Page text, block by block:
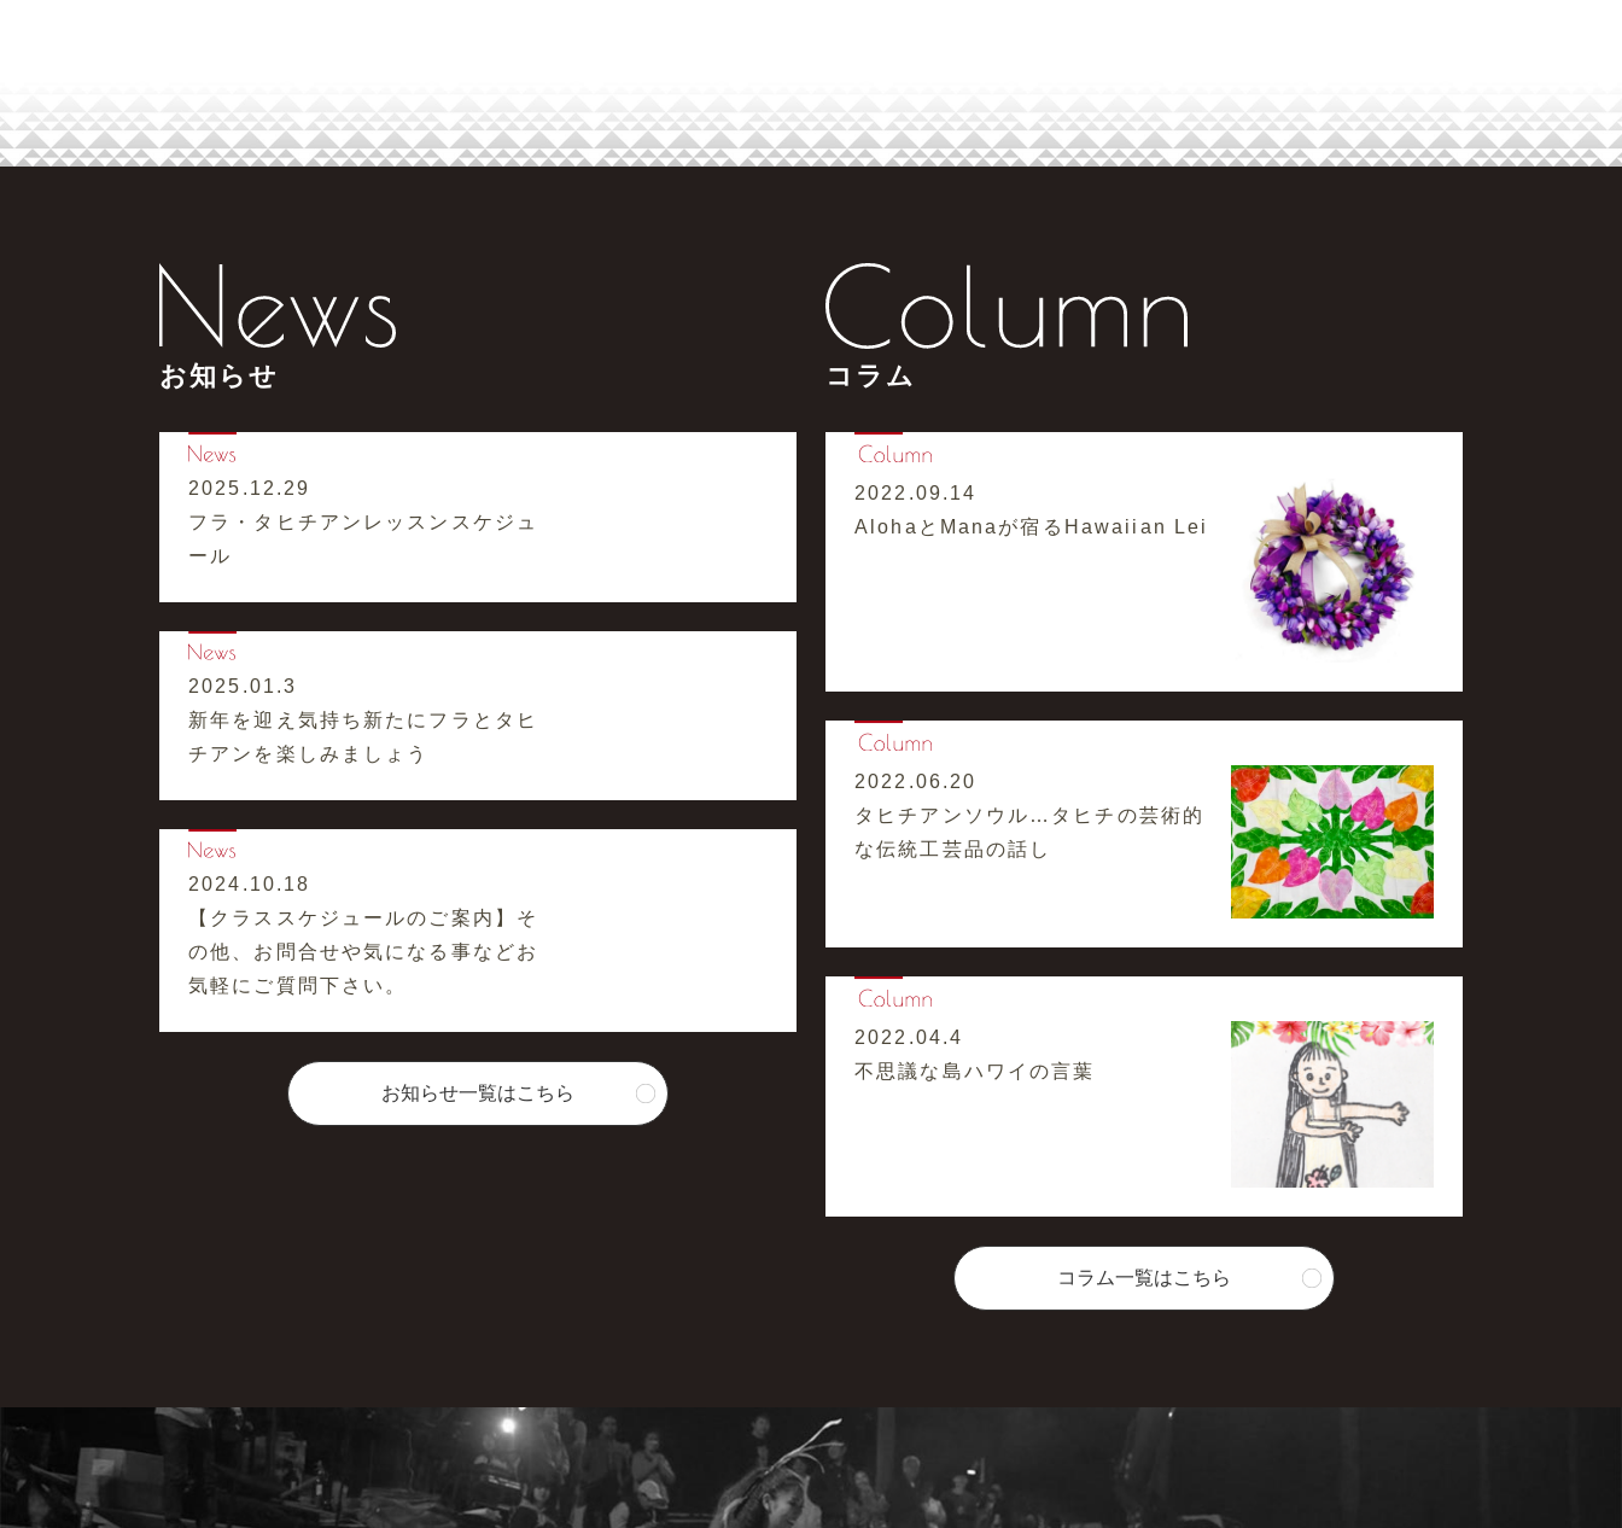
お知らせ
2025.12.29
フラ・タヒチアンレッスンスケジュ
ール
2025.01.3
新年を迎え気持ち新たにフラとタヒ
チアンを楽しみましょう
2024.10.18
【クラススケジュールのご案内】そ
の他、お問合せや気になる事などお
気軽にご質問下さい。
お知らせ一覧はこちら
コラム
2022.09.14
AlohaとManaが宿るHawaiian Lei
2022.06.20
タヒチアンソウル…タヒチの芸術的
な伝統工芸品の話し
2022.04.4
不思議な島ハワイの言葉
コラム一覧はこちら